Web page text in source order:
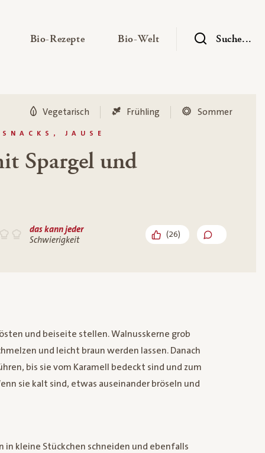
Untermenü ausklappen
Bio-Rezepte— Untermenü ausklappen
Bio-Welt — UntermenüSuche...
JAUSE
Vegetarisch Frühling Sommer
Spargel und
das kann jeder
Schwierigkeit
(26)
und beiseite stellen. Walnusskerne grob
und leicht braun werden lassen. Danach
bis sie vom Karamell bedeckt sind und zum
sie kalt sind, etwas auseinander bröseln und
kleine Stückchen schneiden und ebenfalls